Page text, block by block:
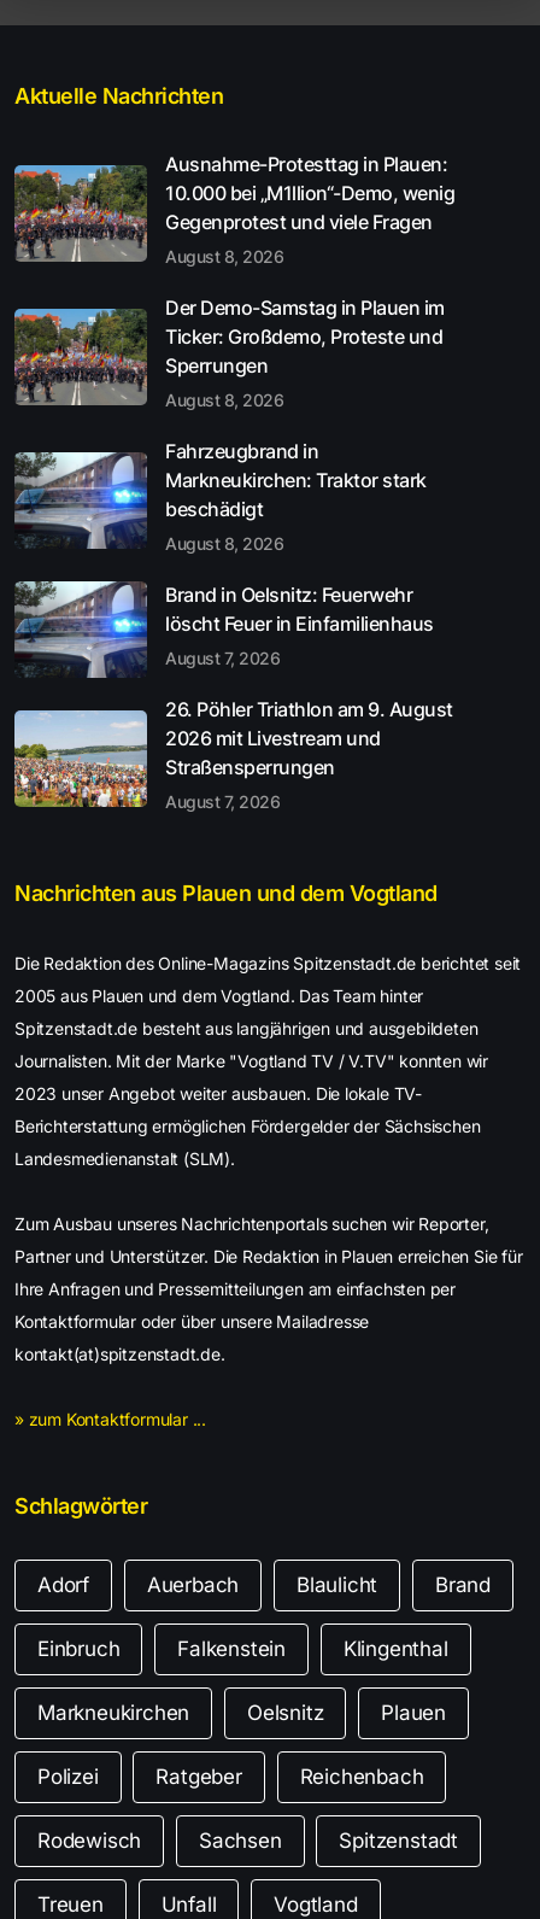
Aktuelle Nachrichten
Ausnahme-Protesttag in Plauen:
10.000 bei „M1llion“-Demo, wenig
Gegenprotest und viele Fragen
August 8, 2026
Der Demo-Samstag in Plauen im
Ticker: Großdemo, Proteste und
Sperrungen
August 8, 2026
Fahrzeugbrand in
Markneukirchen: Traktor stark
beschädigt
August 8, 2026
Brand in Oelsnitz: Feuerwehr
löscht Feuer in Einfamilienhaus
August 7, 2026
26. Pöhler Triathlon am 9. August
2026 mit Livestream und
Straßensperrungen
August 7, 2026
Nachrichten aus Plauen und dem Vogtland
Die Redaktion des Online-Magazins Spitzenstadt.de berichtet seit
2005 aus Plauen und dem Vogtland. Das Team hinter
Spitzenstadt.de besteht aus langjährigen und ausgebildeten
Journalisten. Mit der Marke "Vogtland TV / V.TV" konnten wir
2023 unser Angebot weiter ausbauen. Die lokale TV-
Berichterstattung ermöglichen Fördergelder der Sächsischen
Landesmedienanstalt (SLM).
Zum Ausbau unseres Nachrichtenportals suchen wir Reporter,
Partner und Unterstützer. Die Redaktion in Plauen erreichen Sie für
Ihre Anfragen und Pressemitteilungen am einfachsten per
Kontaktformular oder über unsere Mailadresse
kontakt(at)spitzenstadt.de.
» zum Kontaktformular ...
Schlagwörter
Adorf Auerbach Blaulicht Brand
Einbruch Falkenstein Klingenthal
Markneukirchen Oelsnitz Plauen
Polizei Ratgeber Reichenbach
Rodewisch Sachsen Spitzenstadt
Treuen Unfall Vogtland